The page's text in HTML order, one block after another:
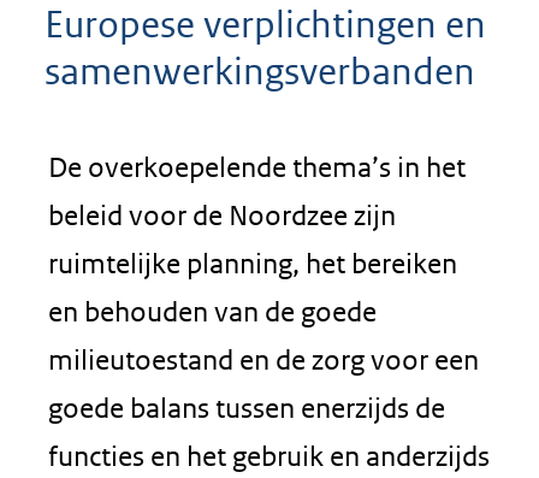
Europese verplichtingen en
samenwerkingsverbanden
De overkoepelende thema’s in het
beleid voor de Noordzee zijn
ruimtelijke planning, het bereiken
en behouden van de goede
milieutoestand en de zorg voor een
goede balans tussen enerzijds de
functies en het gebruik en anderzijds